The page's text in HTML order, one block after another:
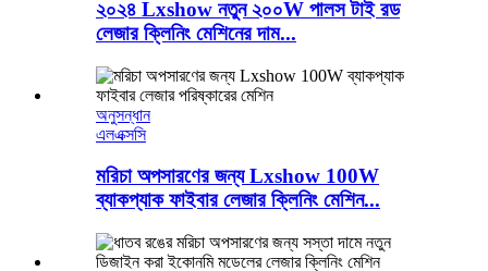
২০২৪ Lxshow নতুন ২০০W পালস টাই রড
লেজার ক্লিনিং মেশিনের দাম...
অনুসন্ধান
এলএক্সসি
মরিচা অপসারণের জন্য Lxshow 100W
ব্যাকপ্যাক ফাইবার লেজার ক্লিনিং মেশিন...